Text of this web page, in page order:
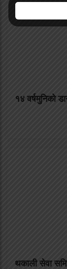
१४ वर्षमुनिको
थकाली सेवा